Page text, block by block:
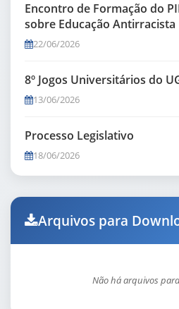
Encontro de Formação do
sobre Educação Antirracista
22/06/2026
8º Jogos Universitários do
13/06/2026
Processo Legislativo
18/06/2026
Arquivos para
Não há arquivos